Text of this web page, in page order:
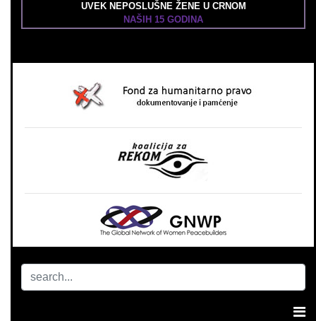
UVEK NEPOSLUŠNE ŽENE U CRNOM
NAŠIH 15 GODINA